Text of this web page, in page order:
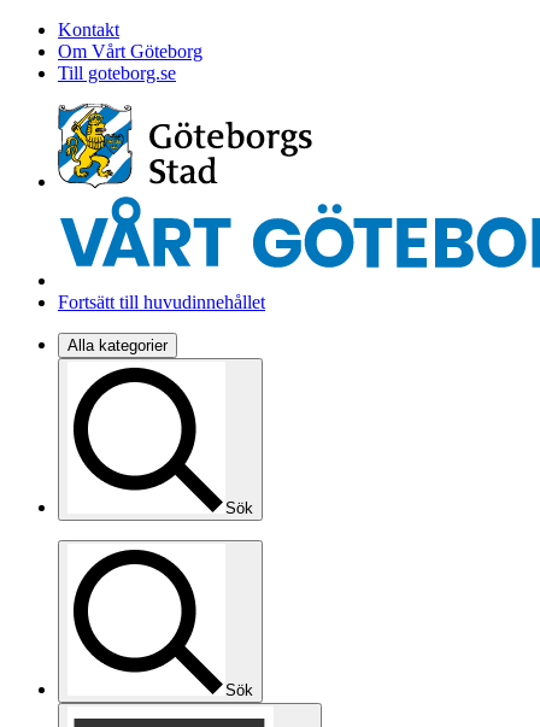
Kontakt
Om Vårt Göteborg
Till goteborg.se
Fortsätt till huvudinnehållet
Alla kategorier
Sök
Sök